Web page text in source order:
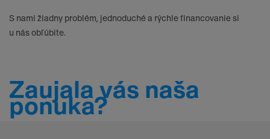
S nami žiadny problém, jednoduché a rýchle financovanie si
u nás obľúbite.
Zaujala vás naša
ponuka?